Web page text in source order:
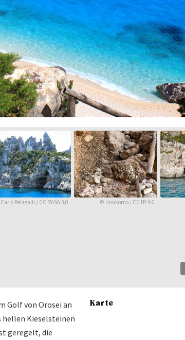
Carlo Pelagalli / CC BY-SA 3.0 © Unukorno/ CC BY 4.0
Golf von Orosei an
hellen Kieselsteinen
geregelt, die
Karte